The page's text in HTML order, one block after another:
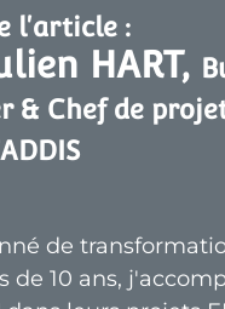
l'article :
HART,
& Chef de
de
de 10 ans,